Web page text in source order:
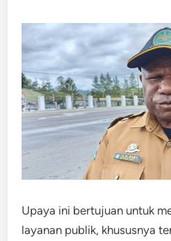
Upaya ini bertujuan untuk
layanan publik, khususnya